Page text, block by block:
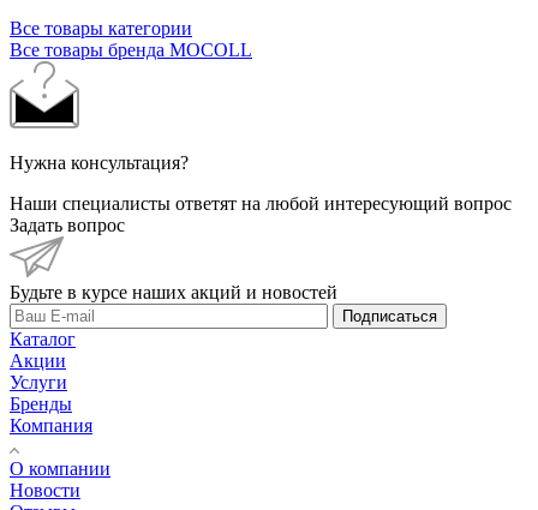
Все товары категории
Все товары бренда MOCOLL
Нужна консультация?
Наши специалисты ответят на любой интересующий вопрос
Задать вопрос
Будьте в курсе наших акций и новостей
Подписаться
Каталог
Акции
Услуги
Бренды
Компания
О компании
Новости